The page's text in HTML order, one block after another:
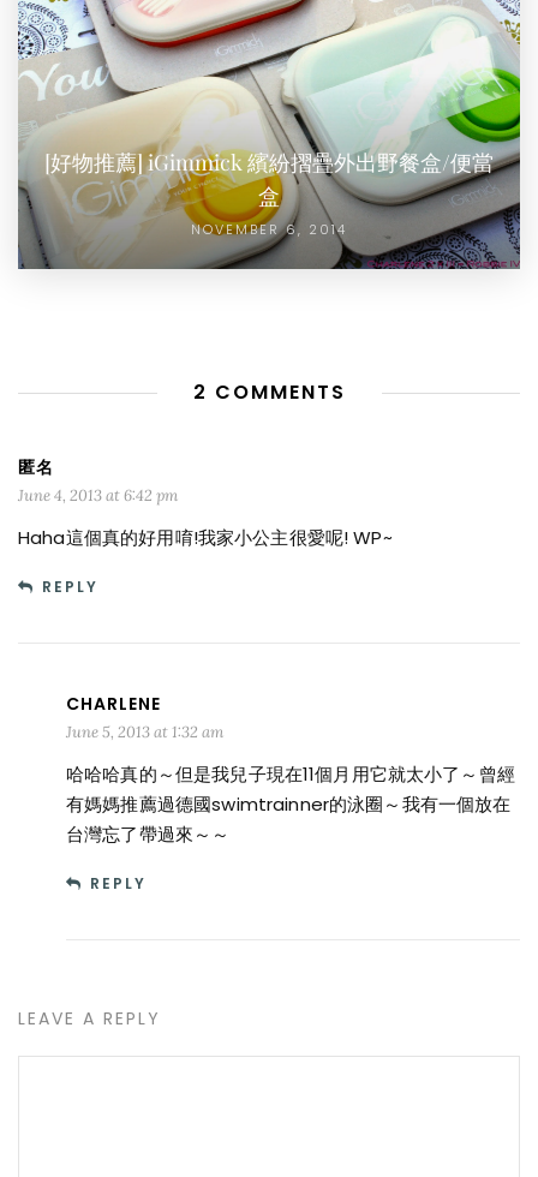
[好物推薦] iGimmick 繽紛摺疊外出野餐盒/便當
盒
NOVEMBER 6, 2014
2 COMMENTS
匿名
June 4, 2013 at 6:42 pm
Haha這個真的好用唷!我家小公主很愛呢! WP~
REPLY
CHARLENE
June 5, 2013 at 1:32 am
哈哈哈真的～但是我兒子現在11個月用它就太小了～曾經
有媽媽推薦過德國swimtrainner的泳圈～我有一個放在
台灣忘了帶過來～～
REPLY
LEAVE A REPLY